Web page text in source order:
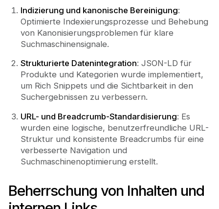
Indizierung und kanonische Bereinigung:
Optimierte Indexierungsprozesse und Behebung
von Kanonisierungsproblemen für klare
Suchmaschinensignale.
Strukturierte Datenintegration: JSON-LD für
Produkte und Kategorien wurde implementiert,
um Rich Snippets und die Sichtbarkeit in den
Suchergebnissen zu verbessern.
URL- und Breadcrumb-Standardisierung: Es
wurden eine logische, benutzerfreundliche URL-
Struktur und konsistente Breadcrumbs für eine
verbesserte Navigation und
Suchmaschinenoptimierung erstellt.
Beherrschung von Inhalten und